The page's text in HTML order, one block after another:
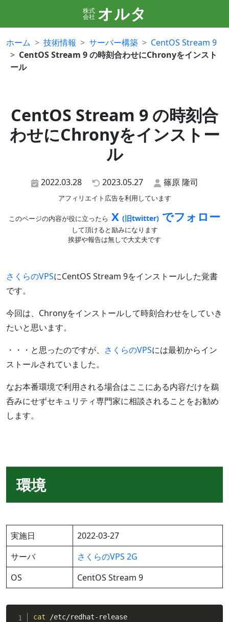
株式
会社 オルタ
ホーム 技術情報 サーバー構築
CentOS Stream 9
CentOS Stream 9 の時刻合わせにChronyをインスト
ール
CentOS Stream 9 の時刻合
わせにChronyをインストー
ル
2022.03.28 2023.05.27 篠原 隆司
アフィリエイト広告を利用しています
このページの内容が役に立ったら X (旧twitter) でフォロー
して頂けると励みになります
挨拶や報告は無しで大丈夫です
さくらのVPSにCentOS Stream 9をインストールした覚書
です。
今回は、Chronyをインストールして時刻合わせをしていき
たいと思います。
・・・と思ったのですが、 さくらのVPSには最初からイン
ストールされていました。
なお本番環境で利用される場合はここにある内容だけを鵜
呑みにせずセキュリティ専門家に相談されることをお勧め
します。
環境
実施日
2022-03-27
サーバ
さくらのVPS 2G
OS
CentOS Stream 9
cat /etc/redhat-release